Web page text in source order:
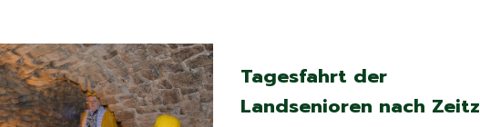
Tagesfahrt der
Landsenioren nach Zeitz